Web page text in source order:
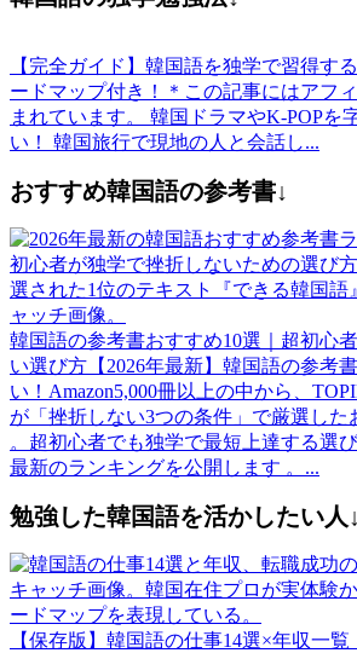
【完全ガイド】韓国語を独学で習得す
ードマップ付き！
＊この記事にはアフ
まれています。 韓国ドラマやK-POPを
い！ 韓国旅行で現地の人と会話し...
おすすめ韓国語の参考書↓
韓国語の参考書おすすめ10選｜超初心
い選び方【2026年最新】 韓国語の参考
い！Amazon5,000冊以上の中から、
が「挫折しない3つの条件」で厳選した
。超初心者でも独学で最短上達する選
最新のランキングを公開します 。...
勉強した韓国語を活かしたい人↓
【保存版】韓国語の仕事14選×年収一